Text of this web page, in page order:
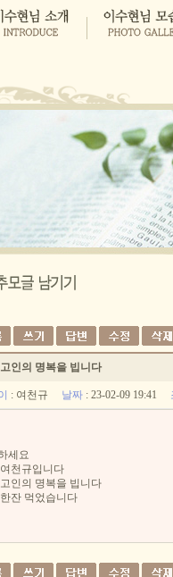
인의 명복을 빕니다
: 여천규 날짜 : 23-02-09 19:41
세요
천규입니다
인의 명복을 빕니다
잔 먹었습니다